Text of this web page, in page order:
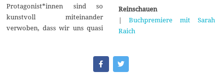
Protagonist*innen sind so
kunstvoll miteinander
verwoben, dass wir uns quasi
Reinschauen
| Buchpremiere mit Sarah
Raich